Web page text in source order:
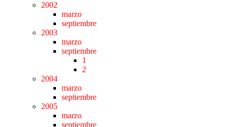
2002
marzo
septiembre
2003
marzo
septiembre
1
2
2004
marzo
septiembre
2005
marzo
septiembre